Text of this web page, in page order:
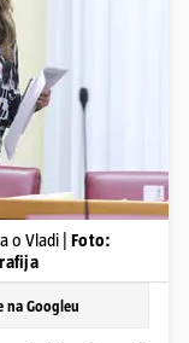
o Vladi | Foto:
na Googleu